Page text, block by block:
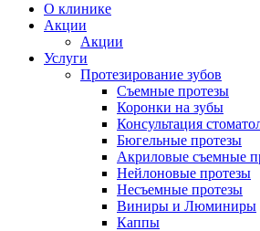
О клинике
Акции
Акции
Услуги
Протезирование зубов
Съемные протезы
Коронки на зубы
Консультация
Бюгельные протезы
Акриловые съемные
Нейлоновые протезы
Несъемные протезы
Виниры и Люминиры
Каппы